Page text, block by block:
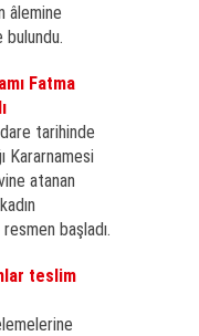
âlemine
bulundu.
Fatma
tarihinde
Kararnamesi
atanan
başladı.
teslim